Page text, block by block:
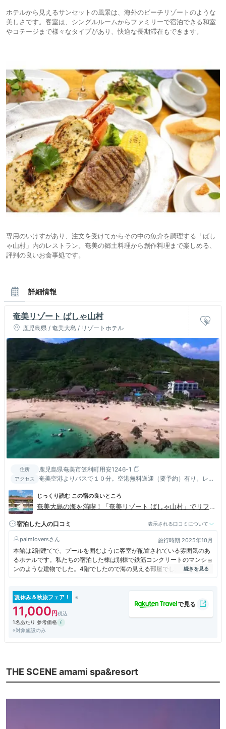
ホテルから見えるサンセットの風景は、海外のビーチリゾートのような
美しさです。客室は、シングルルームからファミリーで宿泊できる和室
やコテージまで様々なタイプがあり、快適な長期滞在もできます。
専用のいけすがあり、注文を受けてからその中の魚介を調理する「ばし
ゃ山村」内のレストラン。奄美の郷土料理から創作料理まで楽しめる、
評判の良いお食事処です。
詳細情報
奄美リゾート ばしゃ山村
鹿児島県 / 奄美大島 / リゾートホテル
住所 鹿児島県奄美市笠利町用安1246-1
アクセス
奄美空港よりバスで１０分。空港無料送迎（要予約）有り。レン
じっくり読む この宿の良いところ
奄美大島の海を満喫！「奄美リゾート ばしゃ山村」でリフレ
宿泊した人の口コミ 表示される口コミについて
palmlovers 旅行時期 2025年10月
本館は2階建てで、プールを囲むように客室が配置されている雰囲気のあ
るホテルです。私たちの宿泊した棟は別棟で鉄筋コンクリートのマンショ
ンのような建物でした。4階でしたので海の見える部屋でした。部屋の取
っ手の周囲が錆びていたり、少々古さを感じましたがコスパは良いと思い
チは細かい白砂で、修学旅行生がアクティビティーを楽しんでいました。
夕食は隣接のAMAネシアで頂きました、雰囲気が良く、味も美味しかっ
たです。ただ、少し値段が高めでした。
夏休み＆秋旅フェア！
11,000
1名あたり 参考価格
※対象施設のみ
THE SCENE amami spa&resort